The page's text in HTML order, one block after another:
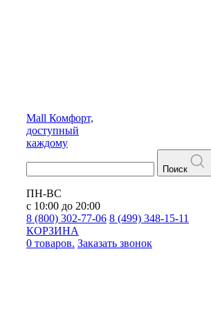
Mall Комфорт,
доступный
каждому
Поиск
ПН-ВС
с 10:00 до 20:00
8 (800) 302-77-06 8 (499) 348-15-11
КОРЗИНА
0 товаров. Заказать звонок